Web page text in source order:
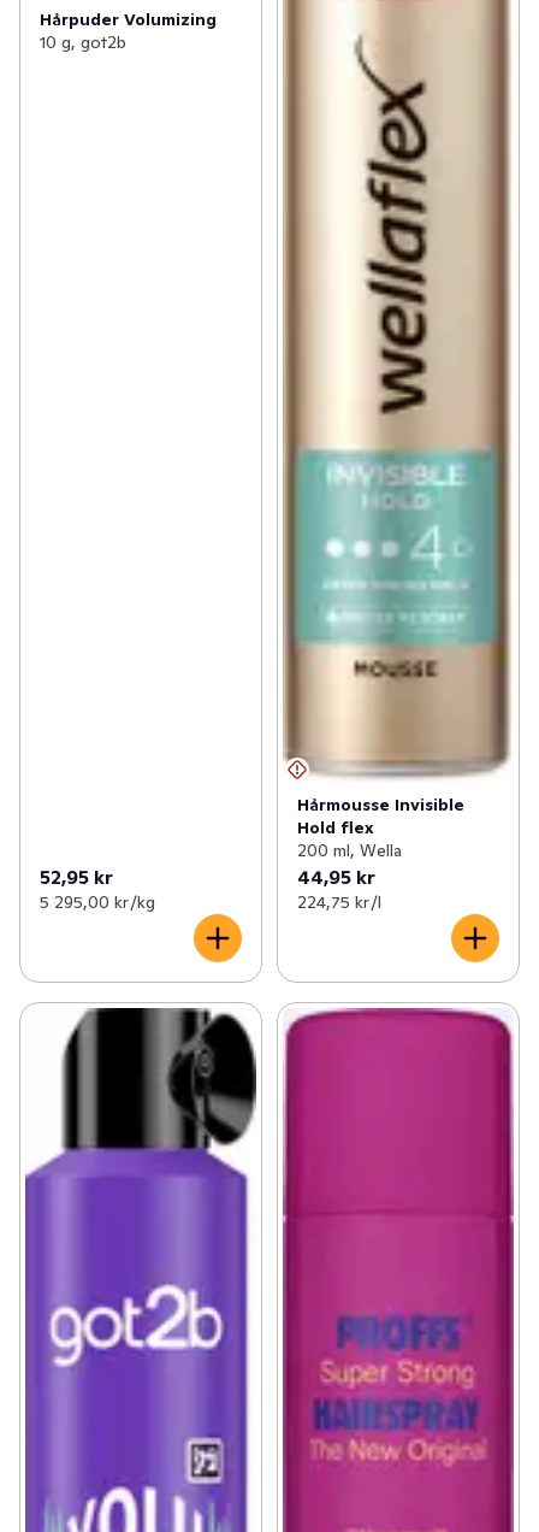
Hårpuder Volumizing
10 g, got2b
52,95 kr
5 295,00 kr /kg
Hårmousse Invisible
Hold flex
200 ml, Wella
44,95 kr
224,75 kr /l